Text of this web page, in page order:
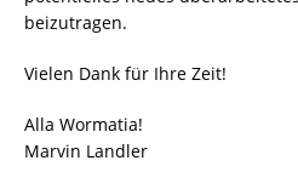
beizutragen.
Vielen Dank für Ihre Zeit!
Alla Wormatia!
Marvin Landler